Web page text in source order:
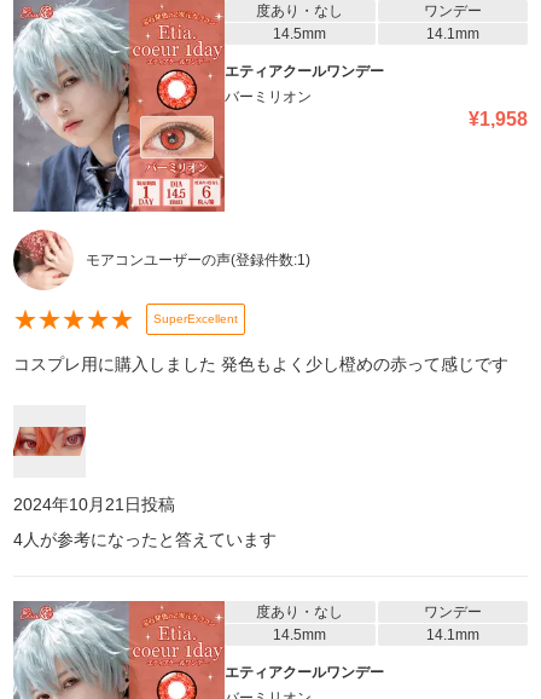
度あり・なし
ワンデー
14.5mm
14.1mm
エティアクールワンデー
バーミリオン
¥1,958
モアコンユーザーの声(登録件数:1)
★★★★★ SuperExcellent
コスプレ用に購入しました 発色もよく少し橙めの赤って感じです
2024年10月21日投稿
4人が参考になったと答えています
度あり・なし
ワンデー
14.5mm
14.1mm
エティアクールワンデー